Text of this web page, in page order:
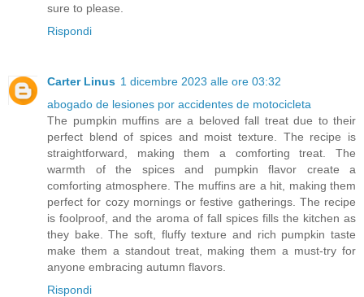
sure to please.
Rispondi
Carter Linus 1 dicembre 2023 alle ore 03:32
abogado de lesiones por accidentes de motocicleta
The pumpkin muffins are a beloved fall treat due to their
perfect blend of spices and moist texture. The recipe is
straightforward, making them a comforting treat. The
warmth of the spices and pumpkin flavor create a
comforting atmosphere. The muffins are a hit, making them
perfect for cozy mornings or festive gatherings. The recipe
is foolproof, and the aroma of fall spices fills the kitchen as
they bake. The soft, fluffy texture and rich pumpkin taste
make them a standout treat, making them a must-try for
anyone embracing autumn flavors.
Rispondi